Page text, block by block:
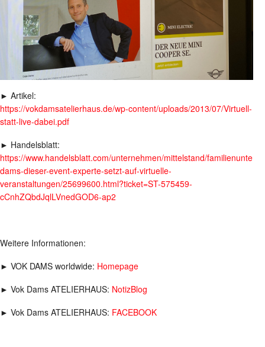
► Artikel:
https://vokdamsatelierhaus.de/wp-content/uploads/2013/07/Virtuell-
statt-live-dabei.pdf
► Handelsblatt:
https://www.handelsblatt.com/unternehmen/mittelstand/
dams-dieser-event-experte-setzt-auf-virtuelle-
veranstaltungen/25699600.html?ticket=ST-575459-
cCnhZQbdJqlLVnedGOD6-ap2
Weitere Informationen:
► VOK DAMS worldwide: Homepage
► Vok Dams ATELIERHAUS: NotizBlog
► Vok Dams ATELIERHAUS: FACEBOOK